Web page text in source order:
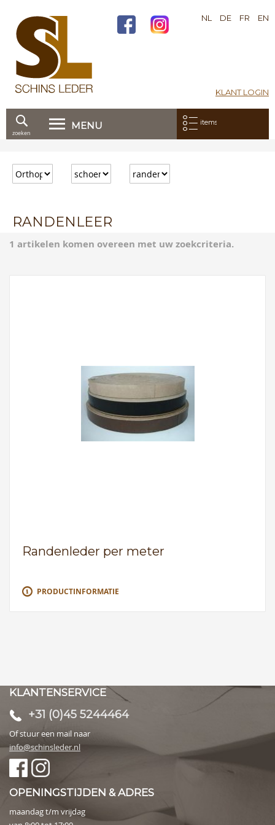
KLANT LOGIN
NL DE FR EN
MENU Mijn bestelling:
items
door
naar
zoeken
RANDENLEER
1 artikelen komen overeen met uw zoekcriteria.
Randenleder per meter
PRODUCTINFORMATIE
KLANTENSERVICE
+31 (0)45 5244464
Of stuur een mail naar
info@schinsleder.nl
OPENINGSTIJDEN & ADRES
maandag t/m vrijdag